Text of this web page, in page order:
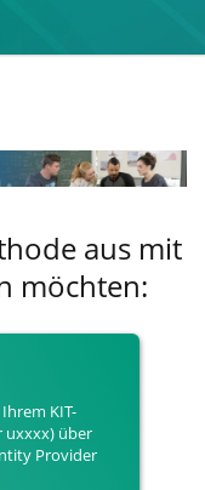
aus mit
möchten:
KIT-
uxxxx) über
Provider